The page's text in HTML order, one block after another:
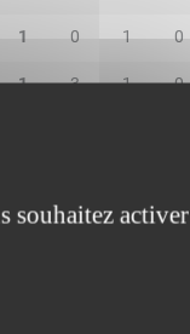
1 0 1 0
1 3 1 0
souhaitez activer